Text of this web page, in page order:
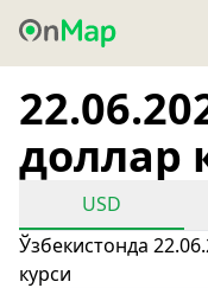
доллар
USD
Ўзбекистонда
курси